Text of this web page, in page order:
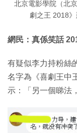
北京電影學院（北
劇之王 2018
網民：真係笑話
有疑似李力持粉絲
名字為《喜劇王中
示：「另一個睇法